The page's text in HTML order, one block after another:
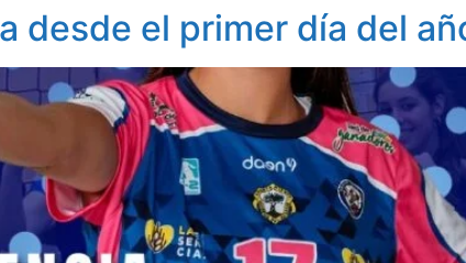
desde el primer día del